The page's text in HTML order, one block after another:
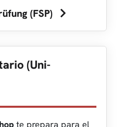
(FSP)
(Uni-
te prepara para el